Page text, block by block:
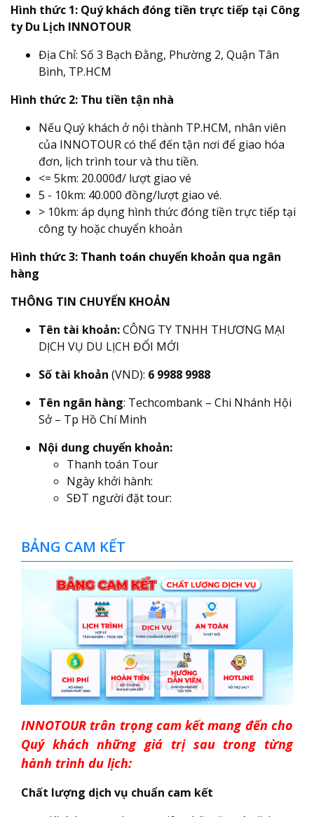
Hình thức 1: Quý khách đóng tiền trực tiếp tại Công
ty Du Lịch INNOTOUR
Địa Chỉ: Số 3 Bạch Đằng, Phường 2, Quận Tân
Bình, TP.HCM
Hình thức 2: Thu tiền tận nhà
Nếu Quý khách ở nội thành TP.HCM, nhân viên
của INNOTOUR có thể đến tận nơi để giao hóa
đơn, lịch trình tour và thu tiền.
<= 5km: 20.000đ/ lượt giao vé
5 - 10km: 40.000 đồng/lượt giao vé.
> 10km: áp dụng hình thức đóng tiền trực tiếp tại
công ty hoặc chuyển khoản
Hình thức 3: Thanh toán chuyển khoản qua ngân
hàng
THÔNG TIN CHUYỂN KHOẢN
Tên tài khoản:CÔNG TY TNHH THƯƠNG MẠI
DỊCH VỤ DU LỊCH ĐỔI MỚI
Số tài khoản (VND): 6 9988 9988
Tên ngân hàng: Techcombank – Chi Nhánh Hội
Sở – Tp Hồ Chí Minh
Nội dung chuyển khoản:
Thanh toán Tour
Ngày khởi hành:
SĐT người đặt tour:
BẢNG CAM KẾT
INNOTOUR trân trọng cam kết mang đến cho
Quý khách những giá trị sau trong từng
hành trình du lịch:
Chất lượng dịch vụ chuẩn cam kết